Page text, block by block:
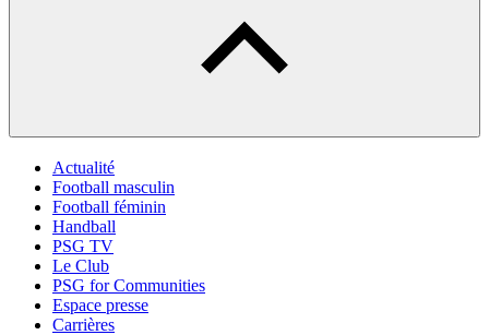
Actualité
Football masculin
Football féminin
Handball
PSG TV
Le Club
PSG for Communities
Espace presse
Carrières